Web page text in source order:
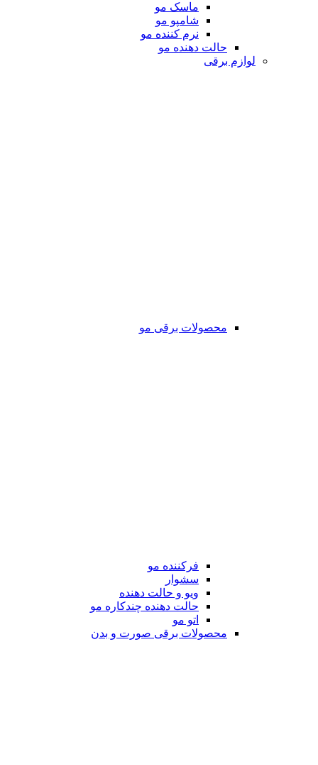
ماسک مو
شامپو مو
نرم کننده مو
حالت دهنده مو
لوازم برقی
محصولات برقی مو
فرکننده مو
سشوار
ویو و حالت دهنده
حالت دهنده چندکاره مو
اتو مو
محصولات برقی صورت و بدن